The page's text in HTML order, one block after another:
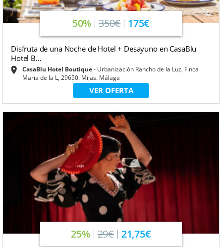
50% 350€ 175€
Disfruta de una Noche de Hotel + Desayuno en CasaBlu
Hotel B...
CasaBlu Hotel Boutique
Urbanización Rancho de la Luz, Finca
Maria de la L, 29650. Mijas. Málaga
VER OFERTA
25% 29€ 21,75€